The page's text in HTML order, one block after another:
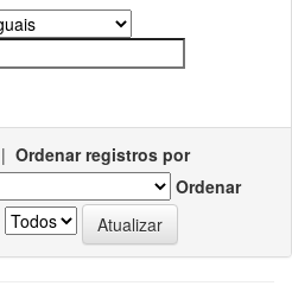
| Ordenar registros por
Ordenar